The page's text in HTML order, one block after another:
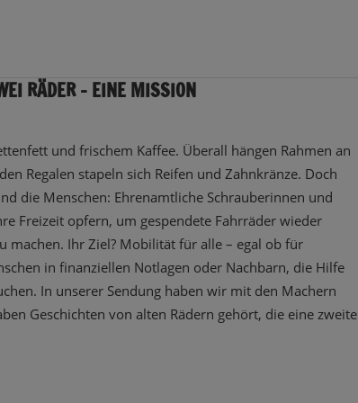
RÄDER – EINE MISSION
und frischem Kaffee. Überall hängen Rahmen an
Regalen stapeln sich Reifen und Zahnkränze. Doch
die Menschen: Ehrenamtliche Schrauberinnen und
Freizeit opfern, um gespendete Fahrräder wieder
machen. Ihr Ziel? Mobilität für alle – egal ob für
in finanziellen Notlagen oder Nachbarn, die Hilfe
In unserer Sendung haben wir mit den Machern
Geschichten von alten Rädern gehört, die eine zweite